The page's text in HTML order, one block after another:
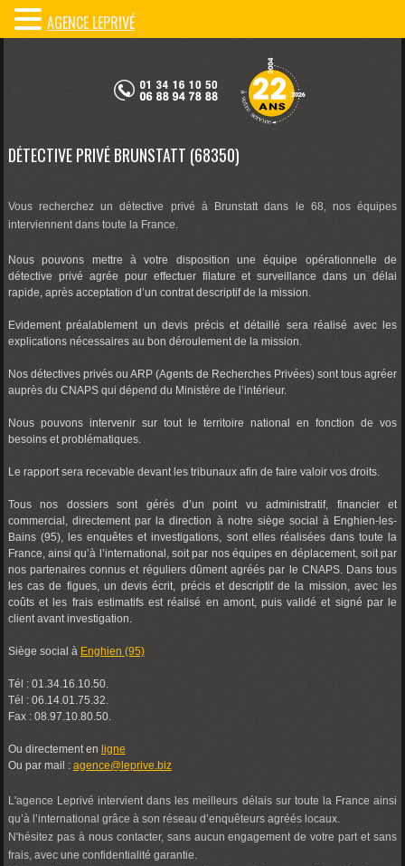
DÉTECTIVE PRIVÉ BRUNSTATT (68350)
Vous recherchez un détective privé à Brunstatt dans le 68, nos équipes
interviennent dans toute la France.
Nous pouvons mettre à votre disposition une équipe opérationnelle de
détective privé agrée pour effectuer filature et surveillance dans un délai
rapide, après acceptation d’un contrat descriptif de la mission.
Evidement préalablement un devis précis et détaillé sera réalisé avec les
explications nécessaires au bon déroulement de la mission.
Nos détectives privés ou ARP (Agents de Recherches Privées) sont tous agréer
auprès du CNAPS qui dépend du Ministère de l’intérieur.
Nous pouvons intervenir sur tout le territoire national en fonction de vos
besoins et problématiques.
Le rapport sera recevable devant les tribunaux afin de faire valoir vos droits.
Tous nos dossiers sont gérés d’un point vu administratif, financier et
commercial, directement par la direction à notre siège social à Enghien-les-
Bains (95), les enquêtes et investigations, sont elles réalisées dans toute la
France, ainsi qu’à l’international, soit par nos équipes en déplacement, soit par
nos partenaires connus et réguliers dûment agréés par le CNAPS. Dans tous
les cas de figues, un devis écrit, précis et descriptif de la mission, avec les
coûts et les frais estimatifs est réalisé en amont, puis validé et signé par le
client avant investigation.
Siège social à Enghien (95)
Tél : 01.34.16.10.50.
Tél : 06.14.01.75.32.
Fax : 08.97.10.80.50.
Ou directement en ligne
Ou par mail : agence@leprive.biz
L'agence Leprivé intervient dans les meilleurs délais sur toute la France ainsi
qu’à l’international grâce à son réseau d’enquêteurs agréés locaux.
N'hésitez pas à nous contacter, sans aucun engagement de votre part et sans
frais, avec une confidentialité garantie.
AGENCE LEPRIVÉ